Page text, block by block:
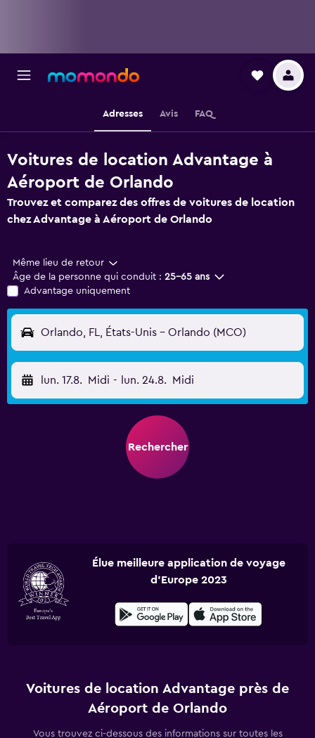
Adresses Avis FAQ
Voitures de location Advantage à
Aéroport de Orlando
Trouvez et comparez des offres de voitures de location
chez Advantage à Aéroport de Orlando
Même lieu de retour
Âge de la personne qui conduit : 25-65 ans
Advantage uniquement
Orlando, FL, États-Unis - Orlando (MCO)
lun. 17.8. Midi - lun. 24.8. Midi
Rechercher
Élue meilleure application de voyage
d'Europe 2023
Voitures de location Advantage près de
Aéroport de Orlando
Vous trouvez ci-dessous des informations sur toutes les